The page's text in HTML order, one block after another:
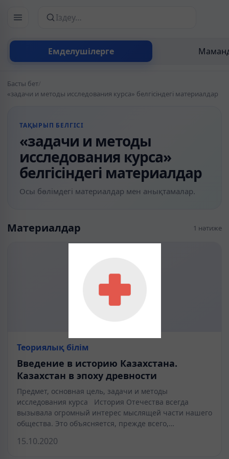
Емделушілерге
Сайттан іздеу
Басты бет/
«задачи и методы исследования курса» белгісіндегі материалдар
ТАҚЫРЫП БЕЛГІСІ
«задачи и методы
исследования курса»
белгісіндегі материалдар
Осы бөлімдегі материалдар мен анықтамалар.
Материалдар 1 нәтиже
Теориялық білім
Введение в историю Казахстана.
Казахстан в эпоху древности
Предмет, основная цель, задачи и методы
исследования курса История Отечества всегда
вызывала огромный интерес мыслящей части нашего
общества. Это объясняется, прежде всего,…
15.10.2020